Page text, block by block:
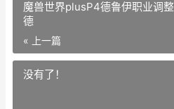
魔兽世界plusP4德鲁伊职业调
德
« 上一篇
没有了！